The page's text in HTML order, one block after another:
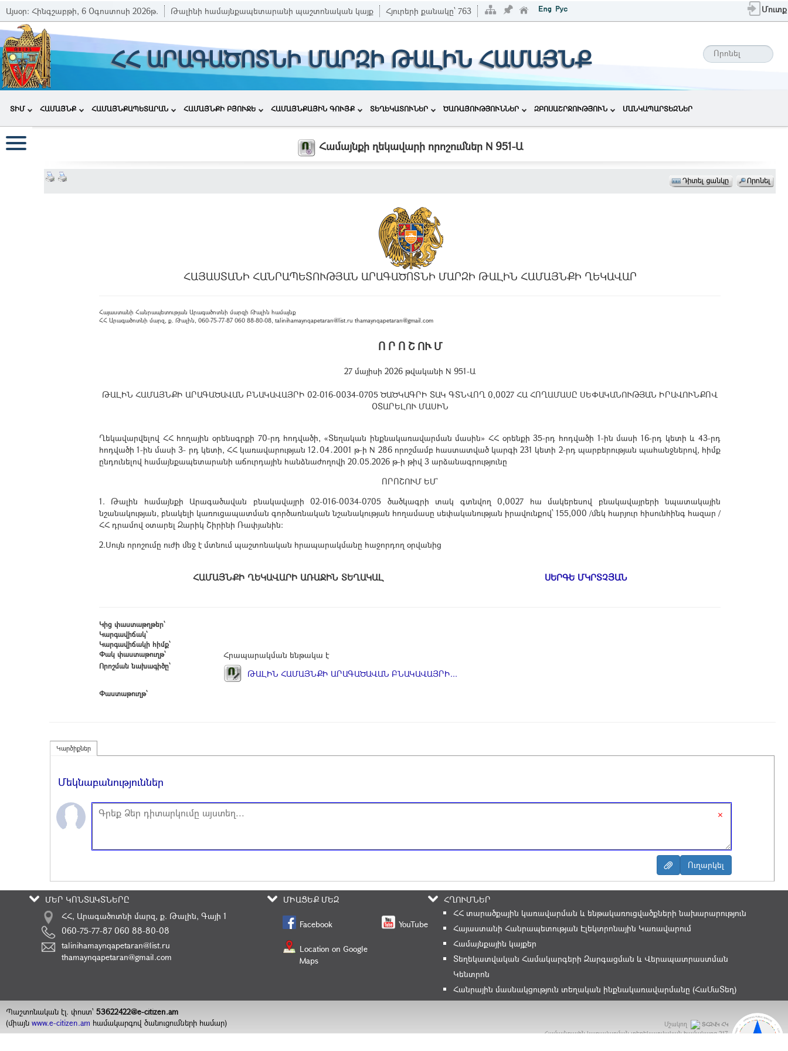
Այսօր: Հինգշաբթի, 6 Օգոստոսի 2026թ. Թալինի համայնքապետարանի պաշտոնական կայք Հյուրերի քանակը՝ 763 Մուտք
ՀՀ ԱՐԱԳԱԾՈՏՆԻ ՄԱՐԶԻ ԹԱԼԻՆ ՀԱՄԱՅՆՔ
ՏԻՄ ՀԱՄԱՅՆՔ ՀԱՄԱՅՆՔԱՊԵՏԱՐԱՆ ՀԱՄԱՅՆՔԻ ԲՅՈՒՋԵ ՀԱՄԱՅՆՔԱՅԻՆ ԳՈՒՅՔ ՏԵՂԵԿԱՏՈՒՆԵՐ ԾԱՌԱՅՈՒԹՅՈՒՆՆԵՐ ԶԲՈՍԱՇՐՋՈՒԹՅՈՒՆ ՄԱՆԿԱՊԱՐՏԵԶՆԵՐ
Համայնքի ղեկավարի որոշումներ N 951-Ա
ՀԱՅԱՍՏԱՆԻ ՀԱՆՐԱՊԵՏՈՒԹՅԱՆ ԱՐԱԳԱԾՈՏՆԻ ՄԱՐԶԻ ԹԱԼԻՆ ՀԱՄԱՅՆՔԻ ՂԵԿԱՎԱՐ
Հայաստանի Հանրապետության Արագածոտնի մարզի Թալին համայնք
ՀՀ Արագածոտնի մարզ, ք. Թալին, 060-75-77-87 060 88-80-08, talinihamaynqapetaran@list.ru thamaynqapetaran@gmail.com
Ո Ր Ո Շ ՈՒ Մ
27 մայիսի 2026 թվականի N 951-Ա
ԹԱԼԻՆ ՀԱՄԱՅՆՔԻ ԱՐԱԳԱԾԱՎԱՆ ԲՆԱԿԱՎԱՅՐԻ 02-016-0034-0705 ԾԱԾԿԱԳՐԻ ՏԱԿ ԳՏՆՎՈՂ 0,0027 ՀԱ ՀՈՂԱՄԱՍԸ ՍԵՓԱԿԱՆՈՒԹՅԱՆ ԻՐԱՎՈՒՆՔՈՎ
ՕՏԱՐԵԼՈՒ ՄԱՍԻՆ
Ղեկավարվելով ՀՀ հողային օրենսգրքի 70-րդ հոդվածի, «Տեղական ինքնակառավարման մասին» ՀՀ օրենքի 35-րդ հոդվածի 1-ին մասի 16-րդ կետի և 43-րդ
հոդվածի 1-ին մասի 3- րդ կետի, ՀՀ կառավարության 12․04․2001 թ-ի N 286 որոշմամբ հաստատված կարգի 231 կետի 2-րդ պարբերության պահանջներով, հիմք
ընդունելով համայնքապետարանի աճուրդային հանձնաժողովի 20.05.2026 թ-ի թիվ 3 արձանագրությունը
ՈՐՈՇՈՒՄ ԵՄ`
1. Թալին համայնքի Արագածավան բնակավայրի 02-016-0034-0705 ծածկագրի տակ գտնվող 0,0027 հա մակերեսով բնակավայրերի նպատակային
նշանակության, բնակելի կառուցապատման գործառնական նշանակության հողամասը սեփականության իրավունքով՝ 155,000 /մեկ հարյուր հիսունհինգ հազար /
ՀՀ դրամով օտարել Զարիկ Շիրինի Ռափյանին:
2.Սույն որոշումը ուժի մեջ է մտնում պաշտոնական հրապարակմանը հաջորդող օրվանից
ՀԱՄԱՅՆՔԻ ՂԵԿԱՎԱՐԻ ԱՌԱՋԻՆ ՏԵՂԱԿԱԼ ՍԵՐԳԵ ՄԿՐՏՉՅԱՆ
Կից փաստաթղթեր՝
Կարգավիճակ՝
Կարգավիճակի հիմք՝
Փակ փաստաթուղթ՝
Հրապարակման ենթակա է
Որոշման նախագիծը՝
ԹԱԼԻՆ ՀԱՄԱՅՆՔԻ ԱՐԱԳԱԾԱՎԱՆ ԲՆԱԿԱՎԱՅՐԻ...
Փաստաթուղթ՝
Կարծիքներ
Մեկնաբանություններ
×
ՄԵՐ ԿՈՆՏԱԿՏՆԵՐԸ ՄԻԱՑԵՔ ՄԵԶ
ՀՂՈՒՄՆԵՐ
ՀՀ, Արագածոտնի մարզ, ք. Թալին, Գայի 1
060-75-77-87 060 88-80-08
talinihamaynqapetaran@list.ru
thamaynqapetaran@gmail.com
Facebook
Location on Google
Maps
YouTube
ՀՀ տարածքային կառավարման և ենթակառուցվածքների նախարարություն
Հայաստանի Հանրապետության Էլեկտրոնային Կառավարում
Համայնքային կայքեր
Տեղեկատվական Համակարգերի Զարգացման և Վերապատրաստման
Կենտրոն
Հանրային մասնակցություն տեղական ինքնակառավարմանը (ՀաՄաՏեղ)
Պաշտոնական էլ. փոստ` 53622422@e-citizen.am
(միայն www.e-citizen.am համակարգով ծանուցումների համար) Մշակող ՏՀԶՎԿ ՀԿ
Համայնքային կառավարման տեղեկատվական համակարգ 217